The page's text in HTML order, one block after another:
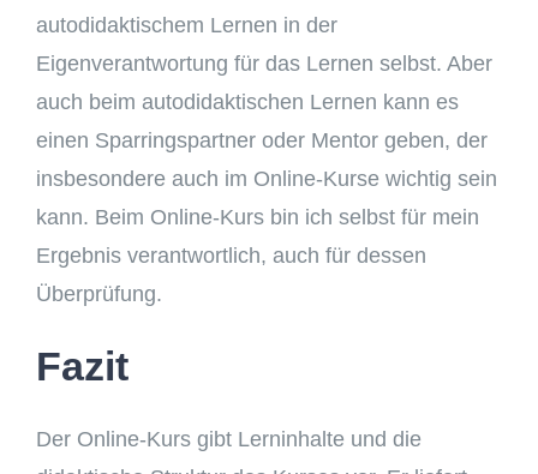
autodidaktischem Lernen in der
Eigenverantwortung für das Lernen selbst. Aber
auch beim autodidaktischen Lernen kann es
einen Sparringspartner oder Mentor geben, der
insbesondere auch im Online-Kurse wichtig sein
kann. Beim Online-Kurs bin ich selbst für mein
Ergebnis verantwortlich, auch für dessen
Überprüfung.
Fazit
Der Online-Kurs gibt Lerninhalte und die